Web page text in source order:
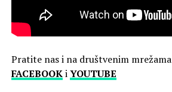
Pratite nas i na društvenim mrežama
FACEBOOKiYOUTUBE